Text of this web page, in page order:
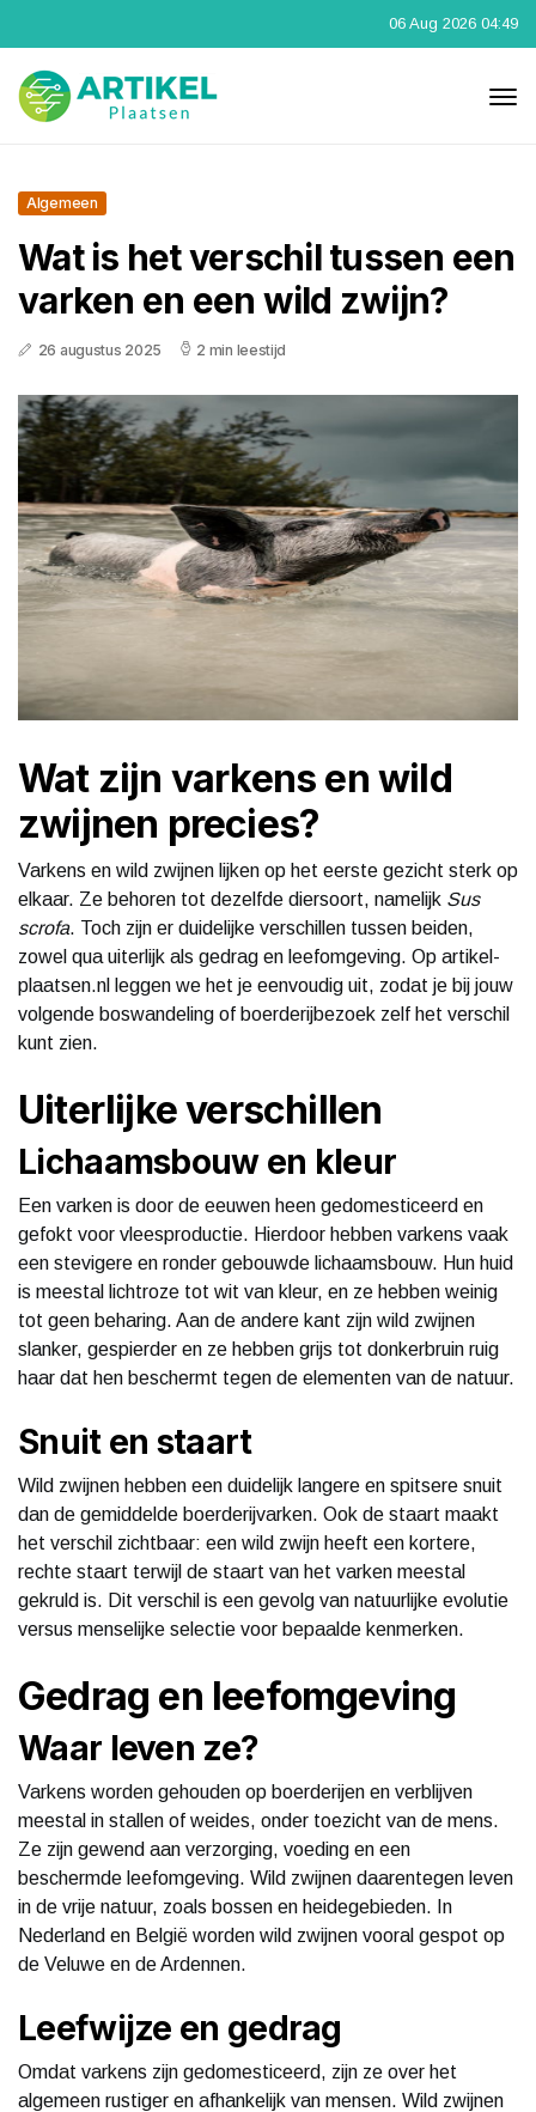
06 Aug 2026 04:49
Algemeen
Wat is het verschil tussen een
varken en een wild zwijn?
26 augustus 2025 2 min leestijd
Wat zijn varkens en wild
zwijnen precies?
Varkens en wild zwijnen lijken op het eerste gezicht sterk op
elkaar. Ze behoren tot dezelfde diersoort, namelijk Sus
scrofa. Toch zijn er duidelijke verschillen tussen beiden,
zowel qua uiterlijk als gedrag en leefomgeving. Op artikel-
plaatsen.nl leggen we het je eenvoudig uit, zodat je bij jouw
volgende boswandeling of boerderijbezoek zelf het verschil
kunt zien.
Uiterlijke verschillen
Lichaamsbouw en kleur
Een varken is door de eeuwen heen gedomesticeerd en
gefokt voor vleesproductie. Hierdoor hebben varkens vaak
een stevigere en ronder gebouwde lichaamsbouw. Hun huid
is meestal lichtroze tot wit van kleur, en ze hebben weinig
tot geen beharing. Aan de andere kant zijn wild zwijnen
slanker, gespierder en ze hebben grijs tot donkerbruin ruig
haar dat hen beschermt tegen de elementen van de natuur.
Snuit en staart
Wild zwijnen hebben een duidelijk langere en spitsere snuit
dan de gemiddelde boerderijvarken. Ook de staart maakt
het verschil zichtbaar: een wild zwijn heeft een kortere,
rechte staart terwijl de staart van het varken meestal
gekruld is. Dit verschil is een gevolg van natuurlijke evolutie
versus menselijke selectie voor bepaalde kenmerken.
Gedrag en leefomgeving
Waar leven ze?
Varkens worden gehouden op boerderijen en verblijven
meestal in stallen of weides, onder toezicht van de mens.
Ze zijn gewend aan verzorging, voeding en een
beschermde leefomgeving. Wild zwijnen daarentegen leven
in de vrije natuur, zoals bossen en heidegebieden. In
Nederland en België worden wild zwijnen vooral gespot op
de Veluwe en de Ardennen.
Leefwijze en gedrag
Omdat varkens zijn gedomesticeerd, zijn ze over het
algemeen rustiger en afhankelijk van mensen. Wild zwijnen